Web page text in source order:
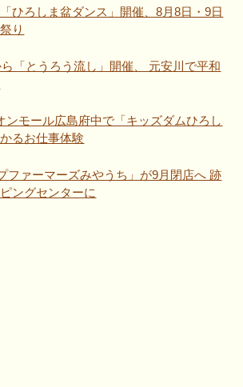
ひろしま盆ダンス」開催、8月8日・9日
り
「とうろう流し」開催、 元安川で平和
ンモール広島府中で「キッズダムひろし
るお仕事体験
ファーマーズみやうち」が9月閉店へ 跡
ングセンターに